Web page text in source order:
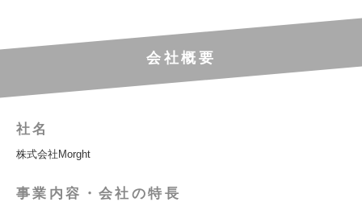
会社概要
社名
株式会社Morght
事業内容・会社の特長